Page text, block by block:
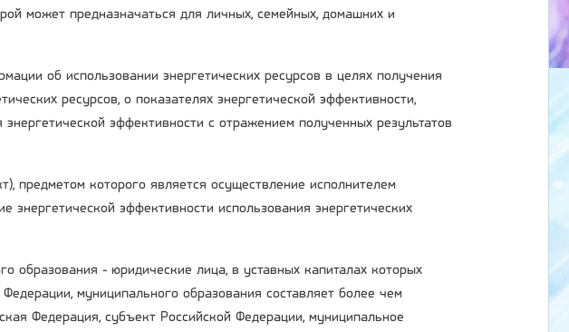
может предназначаться для личных, семейных, домашних и
об использовании энергетических ресурсов в целях получения
ресурсов, о показателях энергетической эффективности,
эффективности с отражением полученных результатов
предметом которого является осуществление исполнителем
эффективности использования энергетических
образования - юридические лица, в уставных капиталах которых
муниципального образования составляет более чем
Федерация, субъект Российской Федерации, муниципальное